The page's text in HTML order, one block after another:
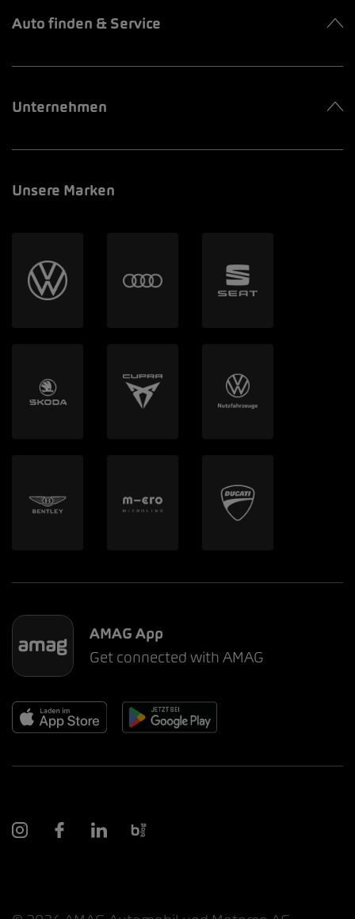
Auto finden & Service
Unternehmen
Unsere Marken
AMAG App
Get connected with AMAG